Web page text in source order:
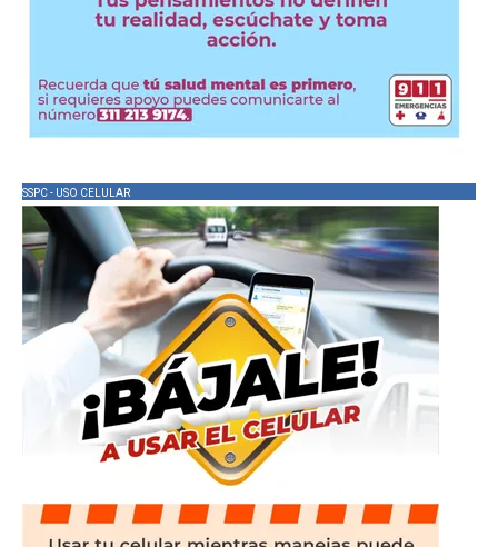
SSPC - USO CELULAR